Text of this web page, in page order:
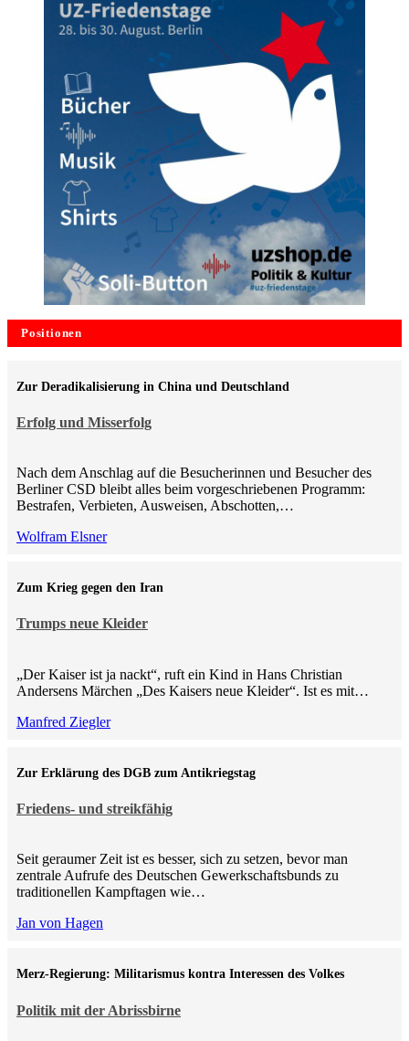
Positionen
Erfolg und Misserfolg
Zur Deradikalisierung in China und Deutschland
Nach dem Anschlag auf die Besucherinnen und Besucher des
Berliner CSD bleibt alles beim vorgeschriebenen Programm:
Bestrafen, Verbieten, Ausweisen, Abschotten,…
Wolfram Elsner
Trumps neue Kleider
Zum Krieg gegen den Iran
„Der Kaiser ist ja nackt“, ruft ein Kind in Hans Christian
Andersens Märchen „Des Kaisers neue Kleider“. Ist es mit…
Manfred Ziegler
Friedens- und streikfähig
Zur Erklärung des DGB zum Antikriegstag
Seit geraumer Zeit ist es besser, sich zu setzen, bevor man
zentrale Aufrufe des Deutschen Gewerkschaftsbunds zu
traditionellen Kampftagen wie…
Jan von Hagen
Politik mit der Abrissbirne
Merz-Regierung: Militarismus kontra Inte­ressen des Volkes